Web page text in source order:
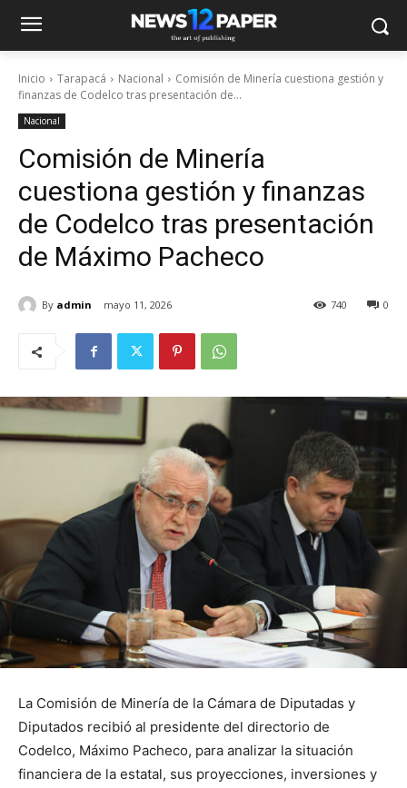
Inicio Tarapacá Nacional
Comisión de Minería cuestiona gestión y
finanzas de Codelco tras presentación de...
Nacional
Comisión de Minería
cuestiona gestión y finanzas
de Codelco tras presentación
de Máximo Pacheco
By admin mayo 11, 2026 0
740
La Comisión de Minería de la Cámara de Diputadas y
Diputados recibió al presidente del directorio de
Codelco, Máximo Pacheco, para analizar la situación
financiera de la estatal, sus proyecciones, inversiones y